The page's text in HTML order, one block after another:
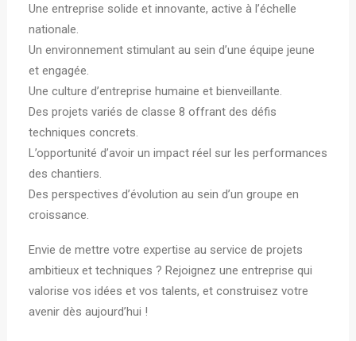
Une entreprise solide et innovante, active à l’échelle
nationale.
Un environnement stimulant au sein d’une équipe jeune
et engagée.
Une culture d’entreprise humaine et bienveillante.
Des projets variés de classe 8 offrant des défis
techniques concrets.
L’opportunité d’avoir un impact réel sur les performances
des chantiers.
Des perspectives d’évolution au sein d’un groupe en
croissance.
Envie de mettre votre expertise au service de projets
ambitieux et techniques ? Rejoignez une entreprise qui
valorise vos idées et vos talents, et construisez votre
avenir dès aujourd’hui !